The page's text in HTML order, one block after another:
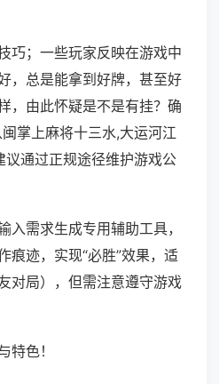
巧；一些玩家反映在游戏中
，总是能拿到好牌，甚至好
，由此怀疑是不是有挂？确
掌上麻将十三水,大运河江
议通过正规途径维护游戏公
入需求生成专用辅助工具，
痕迹，实现“必胜”效果，适
对局），但需注意遵守游戏
特色！